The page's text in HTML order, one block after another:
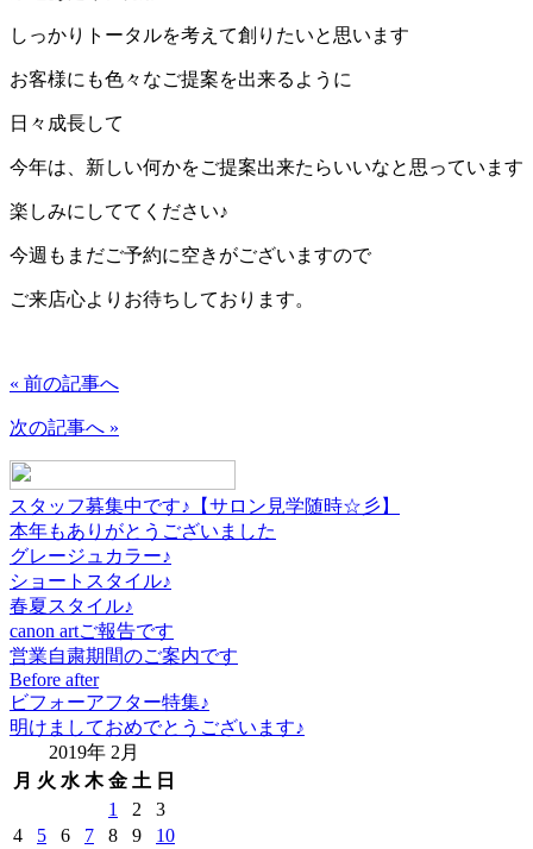
しっかりトータルを考えて創りたいと思います
お客様にも色々なご提案を出来るように
日々成長して
今年は、新しい何かをご提案出来たらいいなと思っています
楽しみにしててください♪
今週もまだご予約に空きがございますので
ご来店心よりお待ちしております。
« 前の記事へ
次の記事へ »
スタッフ募集中です♪【サロン見学随時☆彡】
本年もありがとうございました
グレージュカラー♪
ショートスタイル♪
春夏スタイル♪
canon artご報告です
営業自粛期間のご案内です
Before after
ビフォーアフター特集♪
明けましておめでとうございます♪
2019年 2月
月 火 水 木 金 土 日
1 2
3
4
5 6 7 8 9
10